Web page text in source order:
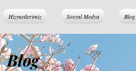
Hizmetlerimiz Sosyal Medya Blog
Blog